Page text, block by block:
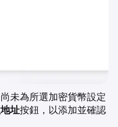
未為所選加密貨幣設定
址按鈕，以添加並確認